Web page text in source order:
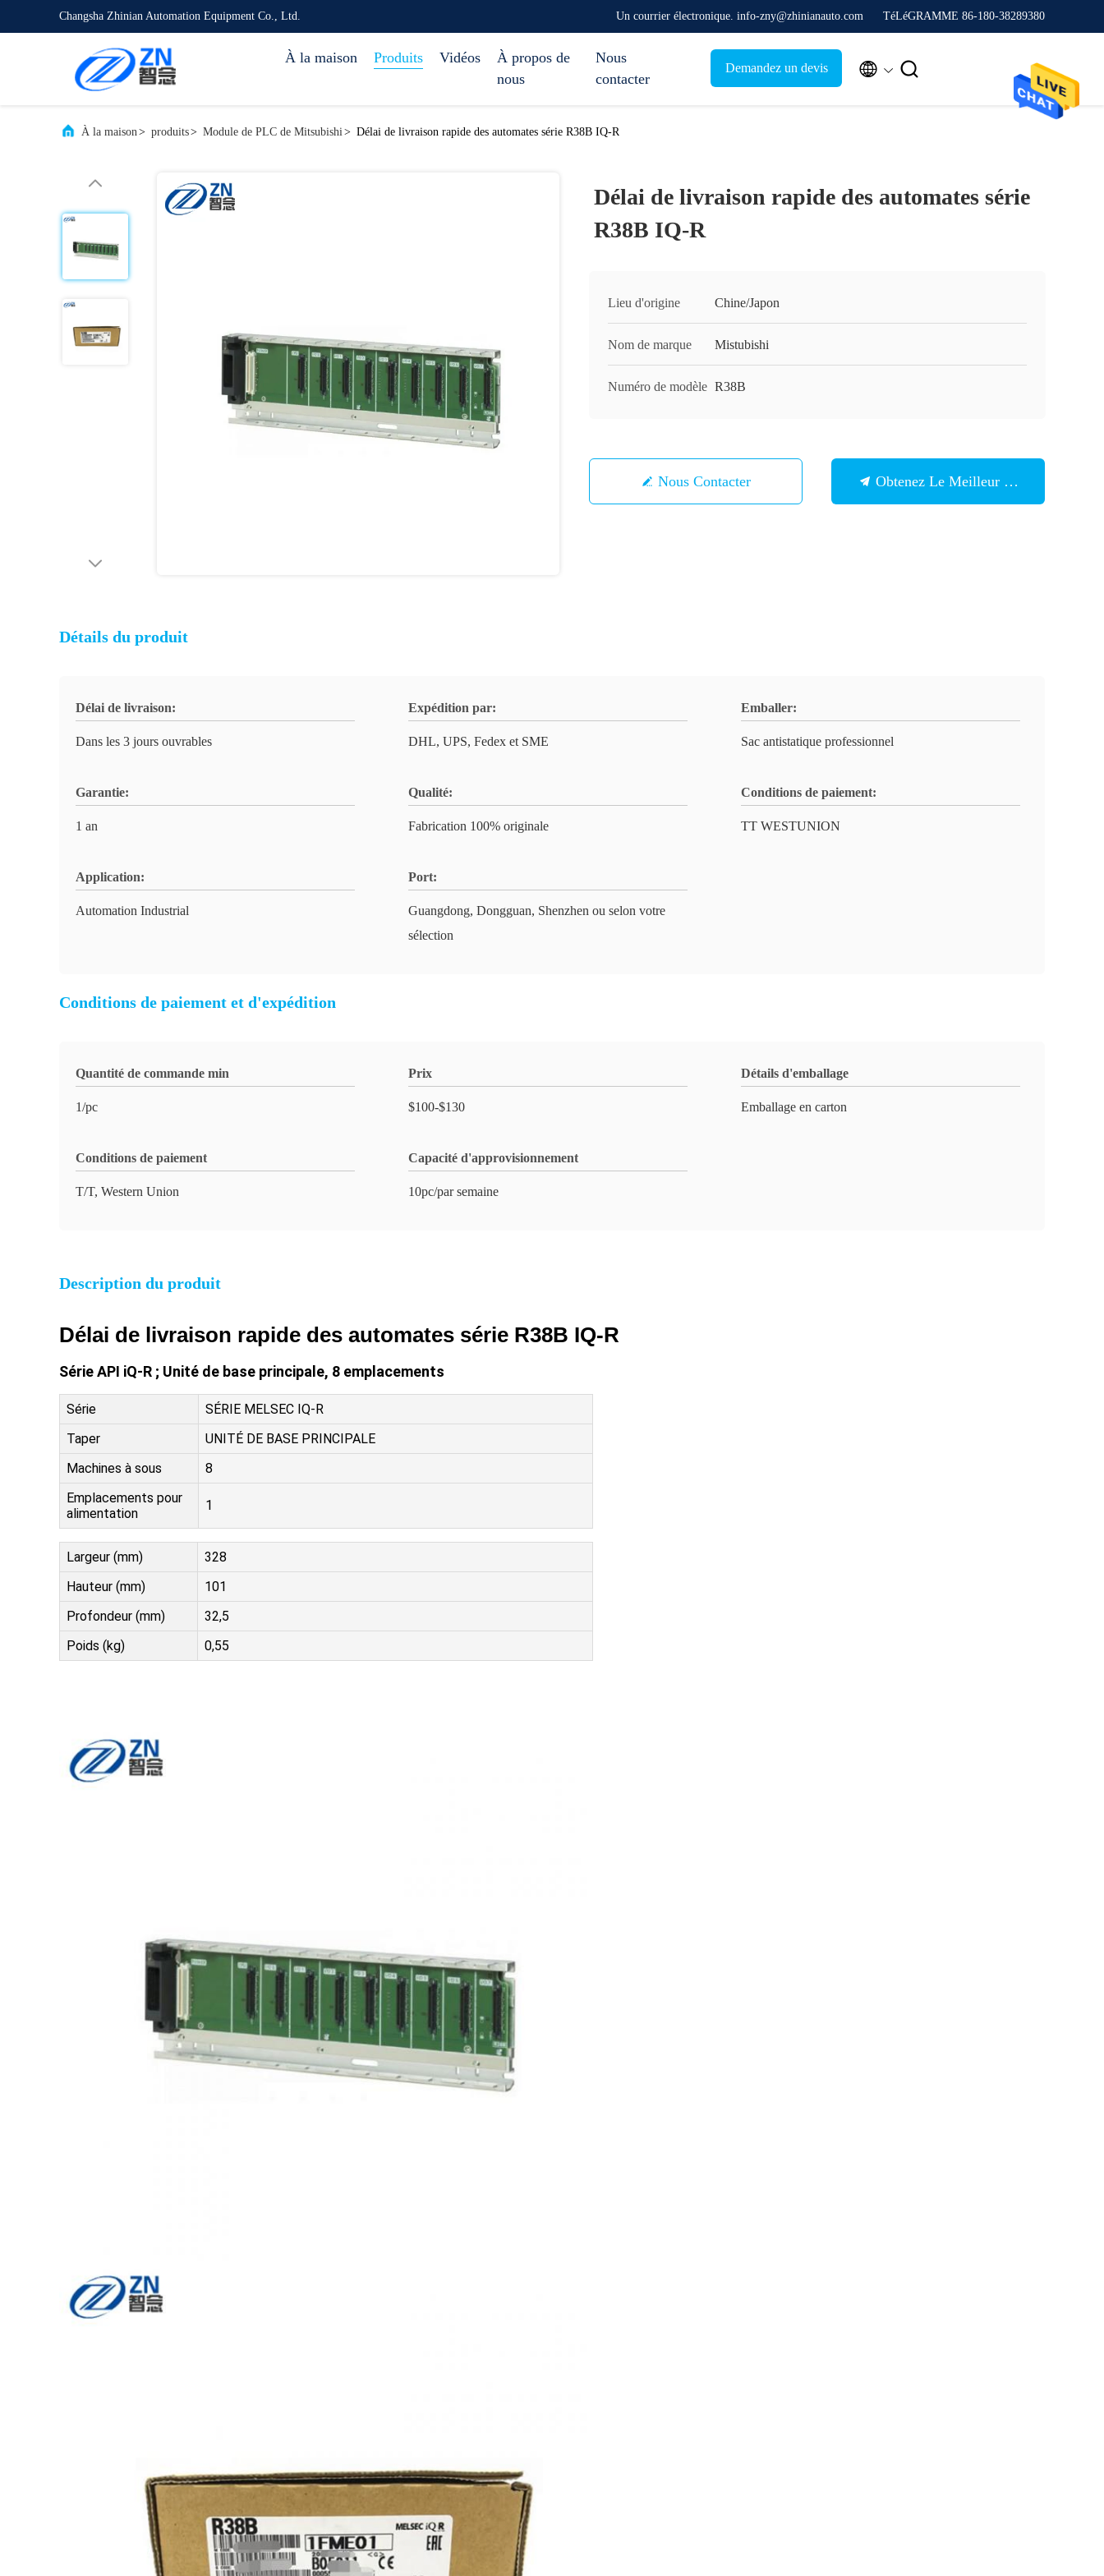
Changsha Zhinian Automation Equipment Co., Ltd. Un courrier électronique. info-zny@zhinianauto.com TéLéGRAMME 86-180-38289380
À la maison Produits Vidéos
À propos de
nous
Nous
contacter
Demandez un devis  
À la maison> produits> Module de PLC de Mitsubishi> Délai de livraison rapide des automates série R38B IQ-R
Délai de livraison rapide des automates série
R38B IQ-R
Lieu d'origine Chine/Japon
Nom de marque Mistubishi
Numéro de modèle R38B
Nous Contacter Obtenez Le Meilleur Prix
Détails du produit
Délai de livraison:
Dans les 3 jours ouvrables
Expédition par:
DHL, UPS, Fedex et SME
Emballer:
Sac antistatique professionnel
Garantie:
1 an
Qualité:
Fabrication 100% originale
Conditions de paiement:
TT WESTUNION
Application:
Automation Industrial
Port:
Guangdong, Dongguan, Shenzhen ou selon votre
sélection
Conditions de paiement et d'expédition
Quantité de commande min
1/pc
Prix
$100-$130
Détails d'emballage
Emballage en carton
Conditions de paiement
T/T, Western Union
Capacité d'approvisionnement
10pc/par semaine
Description du produit
Délai de livraison rapide des automates série R38B IQ-R
Série API iQ-R ; Unité de base principale, 8 emplacements
Série
SÉRIE MELSEC IQ-R
Taper
UNITÉ DE BASE PRINCIPALE
Machines à sous
8
Emplacements pour
alimentation
1
Largeur (mm)
328
Hauteur (mm)
101
Profondeur (mm)
32,5
Poids (kg)
0,55